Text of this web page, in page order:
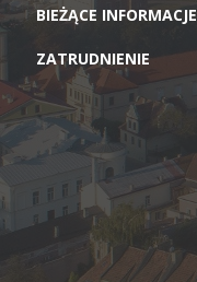
BIEŻĄCE INFORMACJE
ZATRUDNIENIE